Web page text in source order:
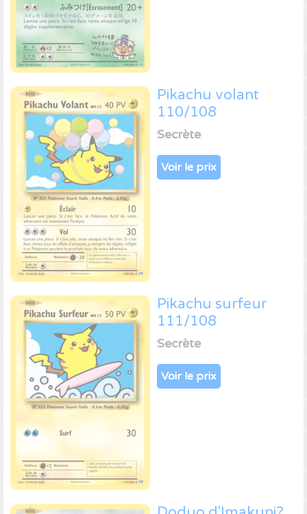
Pikachu volant
110/108
Secrète
Voir le prix
Pikachu surfeur
111/108
Secrète
Voir le prix